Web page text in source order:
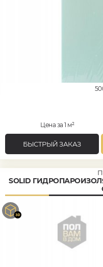
Цена за 1 м²
БЫСТРЫЙ ЗАКАЗ
SOLID